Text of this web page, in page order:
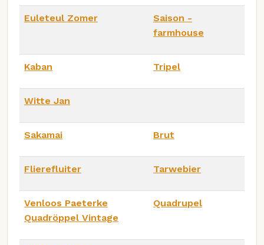
Euleteul Zomer
Saison -
farmhouse
Kaban Tripel
Witte Jan
Sakamai Brut
Flierefluiter Tarwebier
Venloos Paeterke
Quadröppel Vintage
Quadrupel